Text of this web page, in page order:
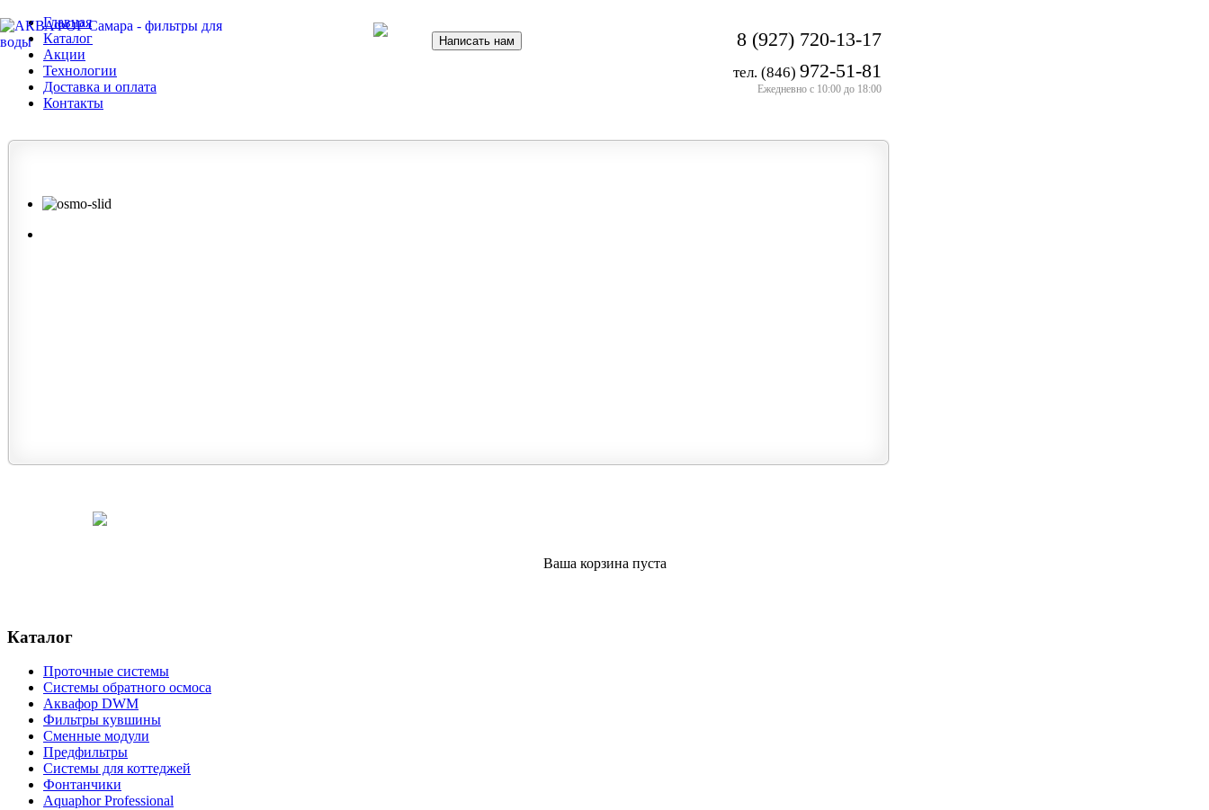
тел. (846) 972-51-81
Ежедневно с 10:00 до 18:00
8 (927) 720-13-17
Главная
Каталог
Акции
Технологии
Доставка и оплата
Контакты
Ваша корзина пуста
Каталог
Проточные системы
Системы обратного осмоса
Аквафор DWM
Фильтры кувшины
Сменные модули
Предфильтры
Системы для коттеджей
Фонтанчики
Aquaphor Professional